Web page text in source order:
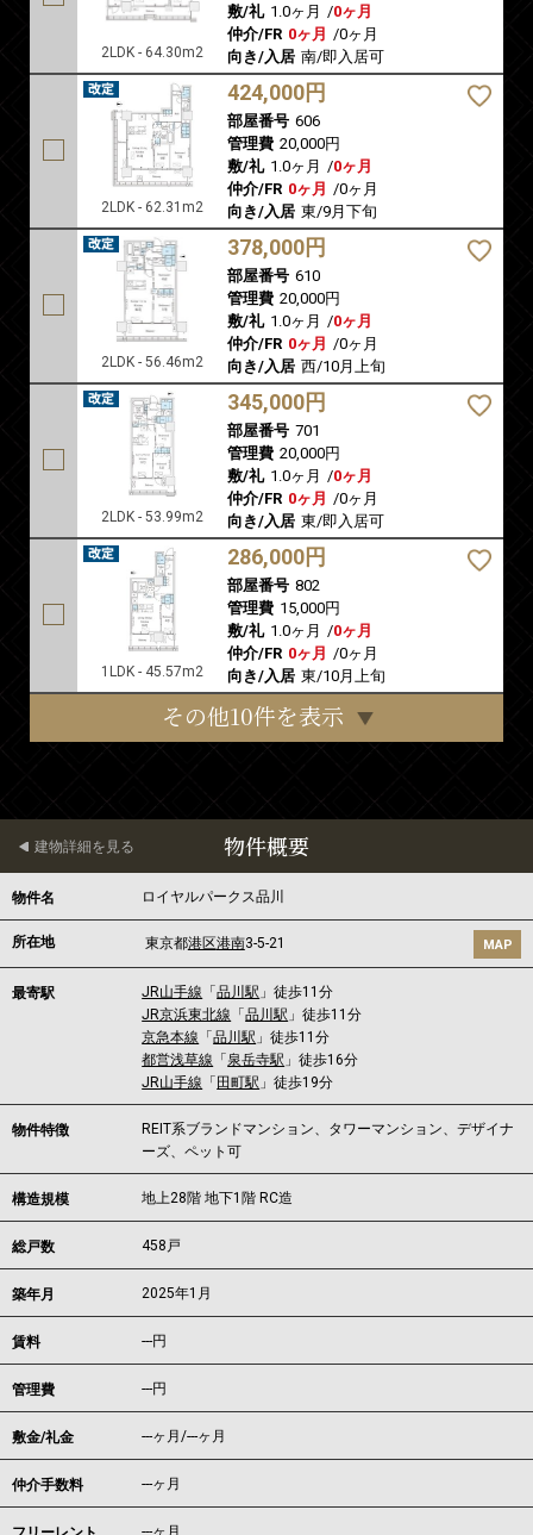
2LDK - 64.30m2
敷/礼 1.0ヶ月 /0ヶ月
仲介/FR 0ヶ月 /0ヶ月
向き/入居 南/即入居可
2LDK - 62.31m2
424,000円
部屋番号 606
管理費 20,000円
敷/礼 1.0ヶ月 /0ヶ月
仲介/FR 0ヶ月 /0ヶ月
向き/入居 東/9月下旬
2LDK - 56.46m2
378,000円
部屋番号 610
管理費 20,000円
敷/礼 1.0ヶ月 /0ヶ月
仲介/FR 0ヶ月 /0ヶ月
向き/入居 西/10月上旬
2LDK - 53.99m2
345,000円
部屋番号 701
管理費 20,000円
敷/礼 1.0ヶ月 /0ヶ月
仲介/FR 0ヶ月 /0ヶ月
向き/入居 東/即入居可
1LDK - 45.57m2
286,000円
部屋番号 802
管理費 15,000円
敷/礼 1.0ヶ月 /0ヶ月
仲介/FR 0ヶ月 /0ヶ月
向き/入居 東/10月上旬
その他10件を表示
物件概要
建物詳細を見る
物件名 ロイヤルパークス品川
所在地 東京都港区港南3-5-21 MAP
最寄駅 JR山手線 「品川駅 」徒歩11分
JR京浜東北線 「品川駅 」徒歩11分
京急本線 「品川駅 」徒歩11分
都営浅草線 「 泉岳寺駅 」徒歩16分
JR山手線 「 田町駅 」徒歩19分
物件特徴
REIT系ブランドマンション、タワーマンション、デザイナ
ーズ、ペット可
構造規模 地上28階 地下1階 RC造
総戸数 458戸
築年月 2025年1月
賃料 ---円
管理費 ---円
敷金/礼金 ---ヶ月/---ヶ月
仲介手数料 ---ヶ月